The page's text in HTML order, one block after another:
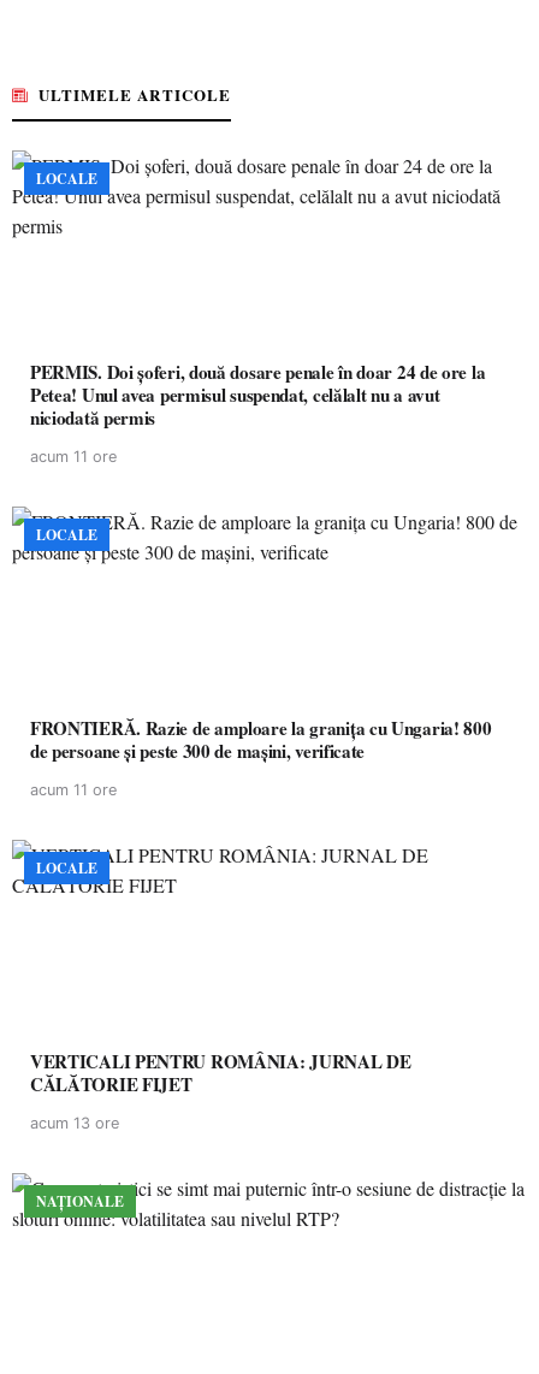
ULTIMELE ARTICOLE
LOCALE
PERMIS. Doi șoferi, două dosare penale în doar 24 de ore la
Petea! Unul avea permisul suspendat, celălalt nu a avut
niciodată permis
acum 11 ore
LOCALE
FRONTIERĂ. Razie de amploare la granița cu Ungaria! 800
de persoane și peste 300 de mașini, verificate
acum 11 ore
LOCALE
VERTICALI PENTRU ROMÂNIA: JURNAL DE
CĂLĂTORIE FIJET
acum 13 ore
NAȚIONALE